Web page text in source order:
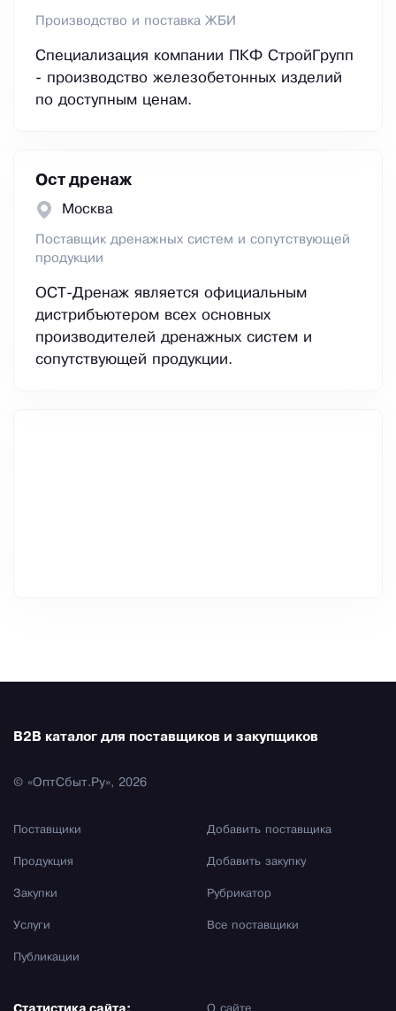
Производство и поставка ЖБИ
Специализация компании ПКФ СтройГрупп
- производство железобетонных изделий
по доступным ценам.
Ост дренаж
Москва
Поставщик дренажных систем и сопутствующей
продукции
ОСТ-Дренаж является официальным
дистрибъютером всех основных
производителей дренажных систем и
сопутствующей продукции.
B2B каталог для поставщиков и закупщиков
© «ОптСбыт.Ру», 2026
Поставщики
Продукция
Закупки
Услуги
Публикации
Добавить поставщика
Добавить закупку
Рубрикатор
Все поставщики